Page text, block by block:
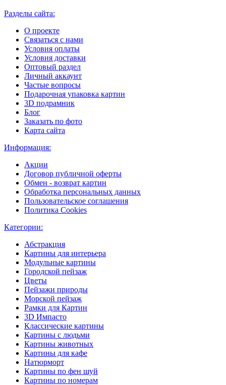
Разделы сайта:
О проекте
Связаться с нами
Условия оплаты
Условия доставки
Оптовый раздел
Личный аккаунт
Частые вопросы
Подарочная упаковка картин
3D подрамник
Блог
Заказать по фото
Карта сайта
Информация:
Акции
Договор публичной оферты
Обмен - возврат картин
Обработка персональных данных
Пользовательское соглашения
Политика Cookies
Категории:
Абстракция
Картины для интерьера
Модульные картины
Городской пейзаж
Цветы
Пейзажи природы
Морской пейзаж
Рамки для Картин
3D Импасто
Классические картины
Картины с людьми
Картины животных
Картины для кафе
Натюрморт
Картины по фен шуй
Картины по номерам